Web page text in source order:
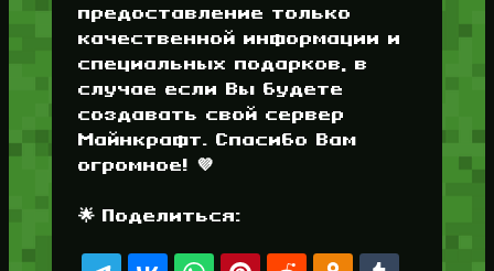
предоставление только
качественной информации и
специальных подарков, в
случае если Вы будете
создавать свой сервер
Майнкрафт. Спасибо Вам
огромное! 💜
🌟 Поделиться: